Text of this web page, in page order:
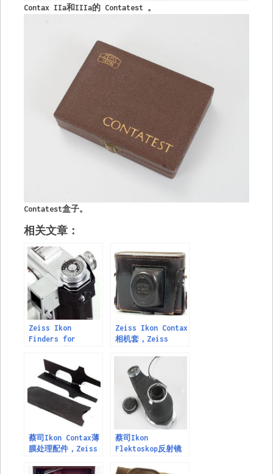
Contax IIa和IIIa的 Contatest 。
Contatest盒子。
相关文章：
Zeiss Ikon
Finders for
Finds for
Contax，
Zeiss Ikon Contax
相机套，Zeiss
for Contax
蔡司Ikon Contax薄
膜处理配件，Zeiss
Handling
蔡司Ikon
Flektoskop反射镜
Zeiss Ikon